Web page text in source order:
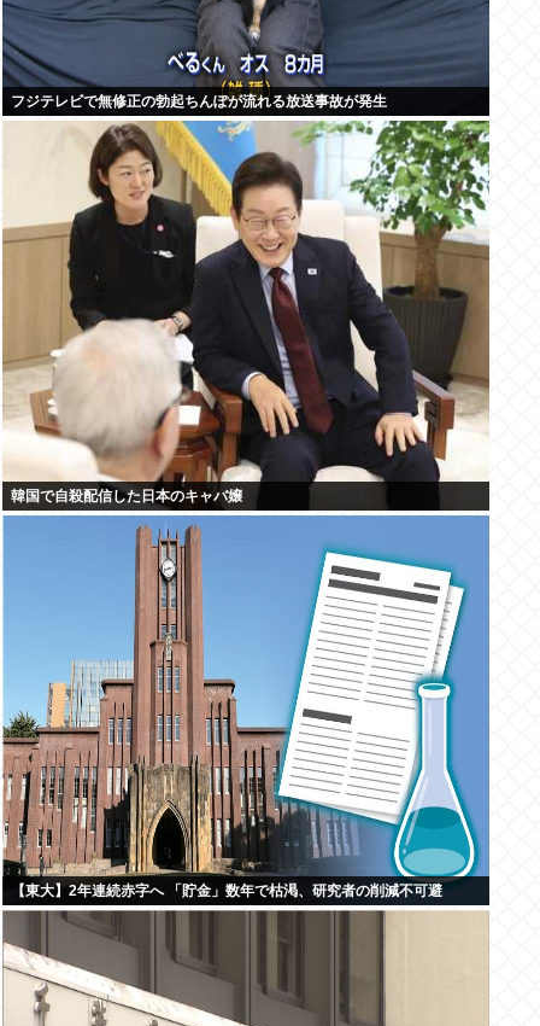
フジテレビで無修正の勃起ちんぽが流れる放送事故が発生
韓国で自殺配信した日本のキャバ嬢
【東大】2年連続赤字へ 「貯金」数年で枯渇、研究者の削減不可避